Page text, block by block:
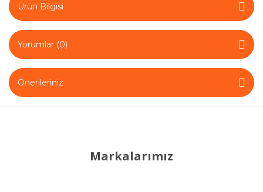
Ürün Bilgisi
Yorumlar (0)
Önerileriniz
Markalarımız